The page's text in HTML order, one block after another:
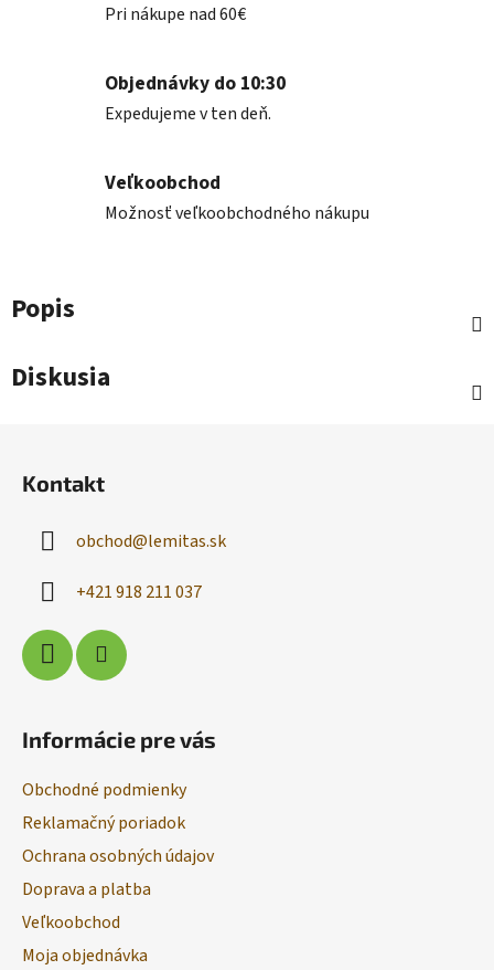
Pri nákupe nad 60€
Objednávky do 10:30
Expedujeme v ten deň.
Veľkoobchod
Možnosť veľkoobchodného nákupu
Popis
Diskusia
Kontakt
obchod@lemitas.sk
+421 918 211 037
Informácie pre vás
Obchodné podmienky
Reklamačný poriadok
Ochrana osobných údajov
Doprava a platba
Veľkoobchod
Moja objednávka